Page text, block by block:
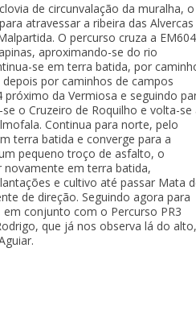
de circunvalação da muralha, o
atravessar a ribeira das Alvercas
O percurso cruza a
aproximando-se do rio
se em terra batida, por
por caminhos de campos
da Vermiosa e seguindo
o Cruzeiro de Roquilho e volta-se
Continua para norte, pelo
terra batida e converge para a
pequeno troço de asfalto, o
novamente em terra batida,
e cultivo até passar Mata
de direção. Seguindo agora para
conjunto com o Percurso PR3
que já nos observa lá do alto,